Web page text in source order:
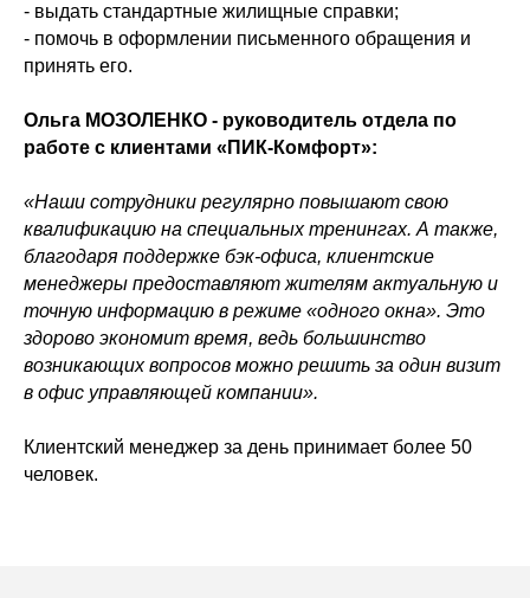
- выдать стандартные жилищные справки;
- помочь в оформлении письменного обращения и
принять его.
Ольга МОЗОЛЕНКО - руководитель отдела по
работе с клиентами «ПИК-Комфорт»:
«Наши сотрудники регулярно повышают свою
квалификацию на специальных тренингах. А также,
благодаря поддержке бэк-офиса, клиентские
менеджеры предоставляют жителям актуальную и
точную информацию в режиме «одного окна». Это
здорово экономит время, ведь большинство
возникающих вопросов можно решить за один визит
в офис управляющей компании».
Клиентский менеджер за день принимает более 50
человек.